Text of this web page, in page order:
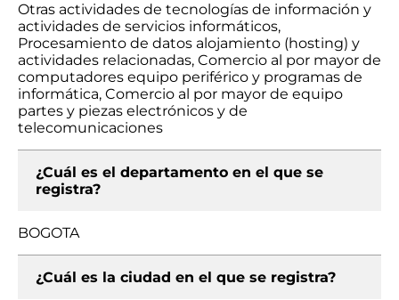
Otras actividades de tecnologías de información y
actividades de servicios informáticos,
Procesamiento de datos alojamiento (hosting) y
actividades relacionadas, Comercio al por mayor de
computadores equipo periférico y programas de
informática, Comercio al por mayor de equipo
partes y piezas electrónicos y de
telecomunicaciones
¿Cuál es el departamento en el que se
registra?
BOGOTA
¿Cuál es la ciudad en el que se registra?